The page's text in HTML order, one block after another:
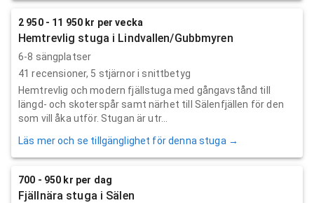
2 950 - 11 950 kr per vecka
Hemtrevlig stuga i Lindvallen/Gubbmyren
6-8 sängplatser
41 recensioner, 5 stjärnor i snittbetyg
Hemtrevlig och modern fjällstuga med gångavstånd till
längd- och skoterspår samt närhet till Sälenfjällen för den
som vill åka utför. Stugan är utr...
Läs mer och se tillgänglighet för denna stuga →
700 - 950 kr per dag
Fjällnära stuga i Sälen